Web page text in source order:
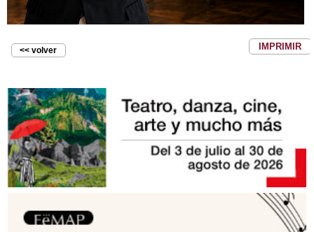
<< volver IMPRIMIR